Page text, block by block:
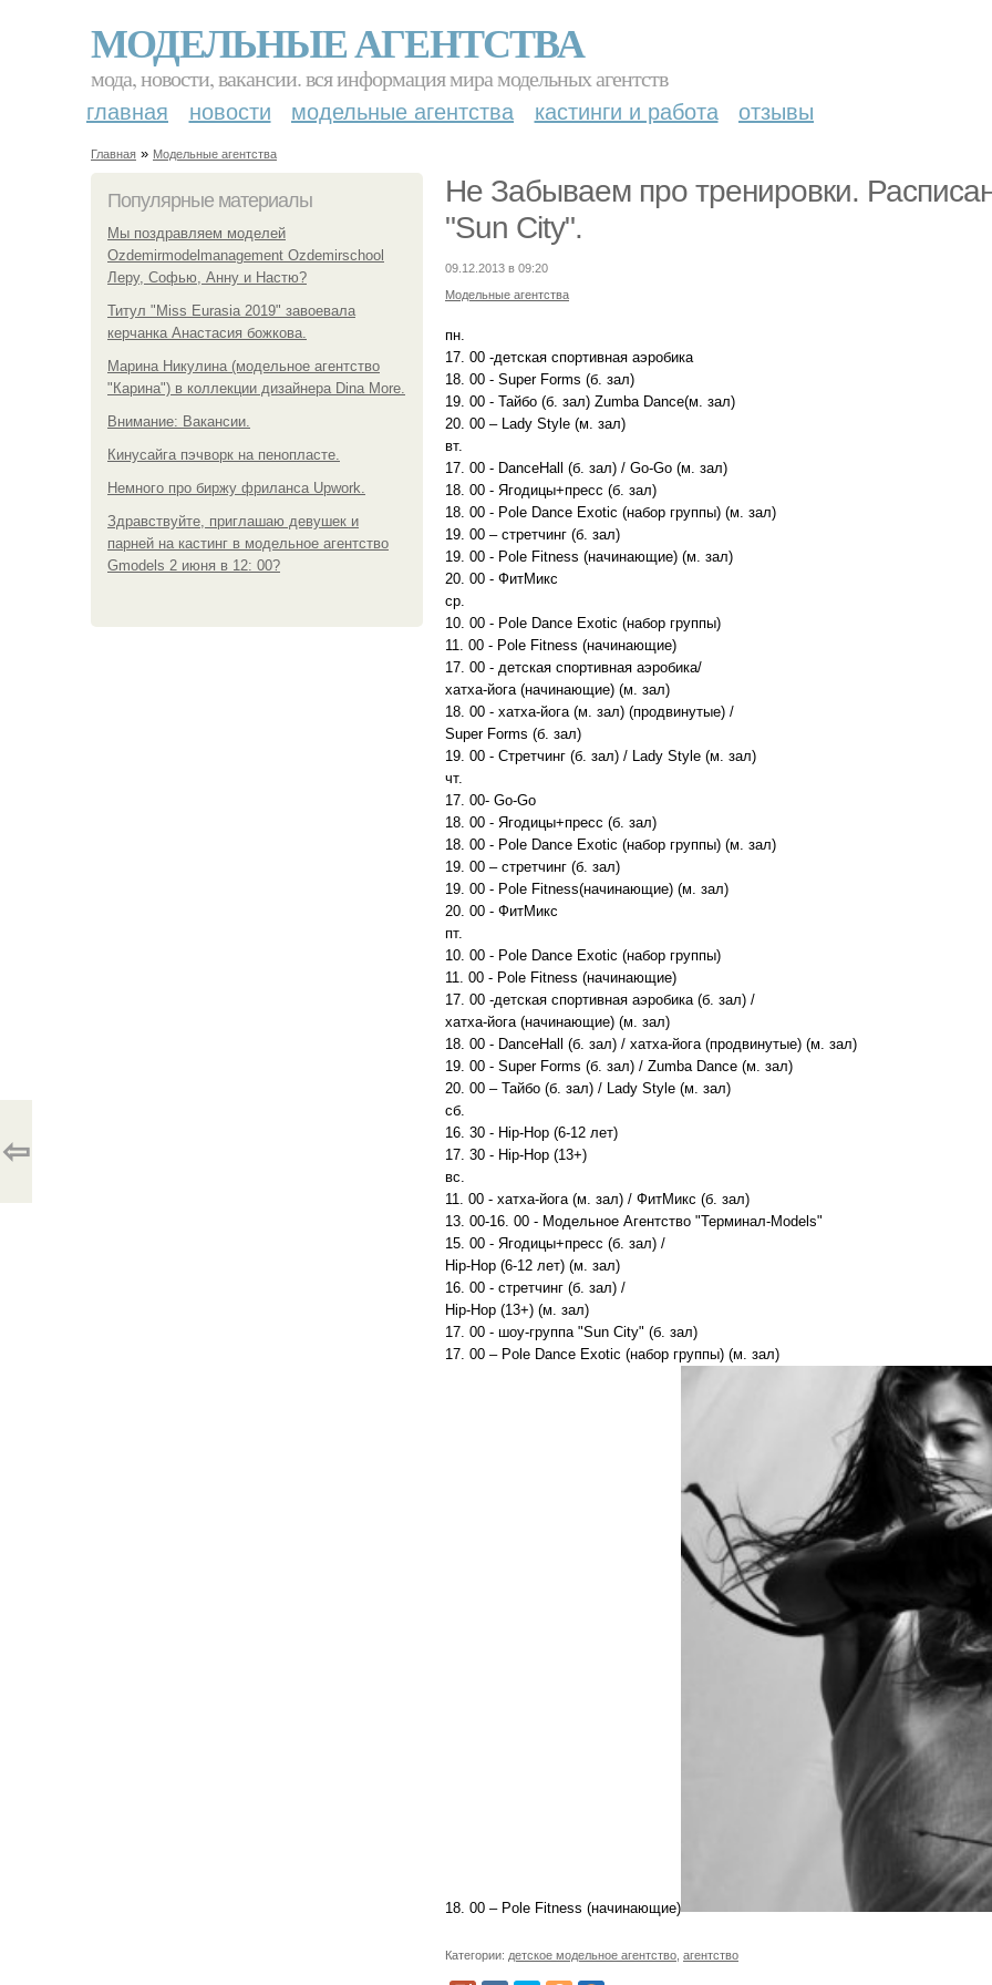
МОДЕЛЬНЫЕ АГЕНТСТВА
мода, новости, вакансии. вся информация мира модельных агентств
главная новости модельные агентства кастинги и работа отзывы
Главная » Модельные агентства
Популярные материалы
Мы поздравляем моделей
Ozdemirmodelmanagement Ozdemirschool
Леру, Софью, Анну и Настю?
Титул "Miss Eurasia 2019" завоевала
керчанка Анастасия божкова.
Марина Никулина (модельное агентство
"Карина") в коллекции дизайнера Dina More.
Внимание: Вакансии.
Кинусайга пэчворк на пенопласте.
Немного про биржу фриланса Upwork.
Здравствуйте, приглашаю девушек и
парней на кастинг в модельное агентство
Gmodels 2 июня в 12: 00?
Не Забываем про тренировки.
"Sun City".
09.12.2013 в 09:20
Модельные агентства
пн.
17. 00 -детская спортивная аэробика
18. 00 - Super Forms (б. зал)
19. 00 - Тайбо (б. зал) Zumba Dance(м. зал)
20. 00 – Lady Style (м. зал)
вт.
17. 00 - DanceHall (б. зал) / Go-Go (м. зал)
18. 00 - Ягодицы+пресс (б. зал)
18. 00 - Pole Dance Exotic (набор группы) (м. зал)
19. 00 – стретчинг (б. зал)
19. 00 - Pole Fitness (начинающие) (м. зал)
20. 00 - ФитМикс
ср.
10. 00 - Pole Dance Exotic (набор группы)
11. 00 - Pole Fitness (начинающие)
17. 00 - детская спортивная аэробика/
хатха-йога (начинающие) (м. зал)
18. 00 - хатха-йога (м. зал) (продвинутые) /
Super Forms (б. зал)
19. 00 - Стретчинг (б. зал) / Lady Style (м. зал)
чт.
17. 00- Go-Go
18. 00 - Ягодицы+пресс (б. зал)
18. 00 - Pole Dance Exotic (набор группы) (м. зал)
19. 00 – стретчинг (б. зал)
19. 00 - Pole Fitness(начинающие) (м. зал)
20. 00 - ФитМикс
пт.
10. 00 - Pole Dance Exotic (набор группы)
11. 00 - Pole Fitness (начинающие)
17. 00 -детская спортивная аэробика (б. зал) /
хатха-йога (начинающие) (м. зал)
18. 00 - DanceHall (б. зал) / хатха-йога (продвинутые) (м. зал)
19. 00 - Super Forms (б. зал) / Zumba Dance (м. зал)
20. 00 – Тайбо (б. зал) / Lady Style (м. зал)
сб.
16. 30 - Hip-Hop (6-12 лет)
17. 30 - Hip-Hop (13+)
вс.
11. 00 - хатха-йога (м. зал) / ФитМикс (б. зал)
13. 00-16. 00 - Модельное Агентство "Терминал-Models"
15. 00 - Ягодицы+пресс (б. зал) /
Hip-Hop (6-12 лет) (м. зал)
16. 00 - стретчинг (б. зал) /
Hip-Hop (13+) (м. зал)
17. 00 - шоу-группа "Sun City" (б. зал)
17. 00 – Pole Dance Exotic (набор группы) (м. зал)
18. 00 – Pole Fitness (начинающие)
Категории: детское модельное агентство агентство
⇦